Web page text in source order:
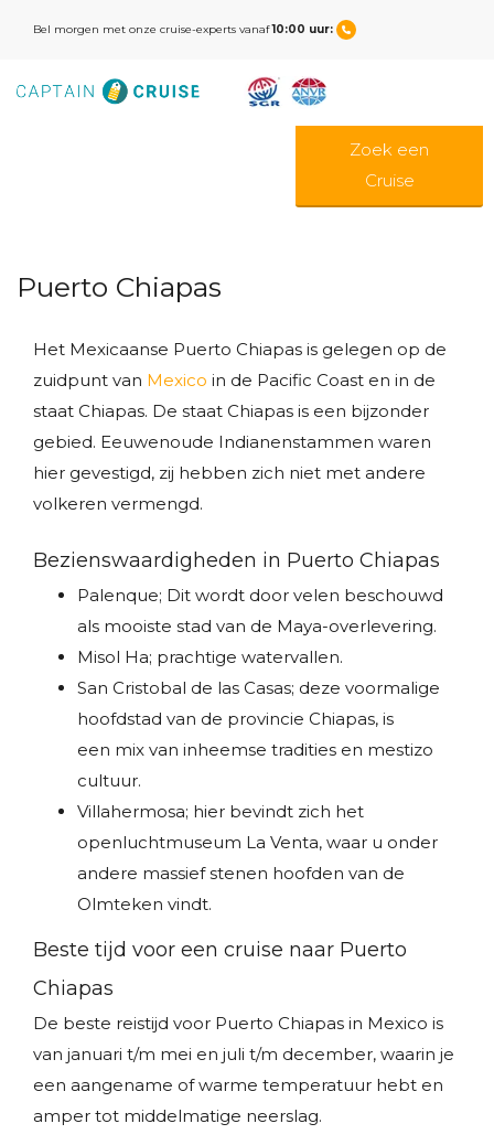
Bel morgen met onze cruise-experts vanaf10:00 uur:
Zoek een
Cruise
Puerto Chiapas
Het Mexicaanse Puerto Chiapas is gelegen op de
zuidpunt van Mexico in de Pacific Coast en in de
staat Chiapas. De staat Chiapas is een bijzonder
gebied. Eeuwenoude Indianenstammen waren
hier gevestigd, zij hebben zich niet met andere
volkeren vermengd.
Bezienswaardigheden in Puerto Chiapas
Palenque; Dit wordt door velen beschouwd
als mooiste stad van de Maya-overlevering.
Misol Ha; prachtige watervallen.
San Cristobal de las Casas; deze voormalige
hoofdstad van de provincie Chiapas, is
een mix van inheemse tradities en mestizo
cultuur.
Villahermosa; hier bevindt zich het
openluchtmuseum La Venta, waar u onder
andere massief stenen hoofden van de
Olmteken vindt.
Beste tijd voor een cruise naar Puerto
Chiapas
De beste reistijd voor Puerto Chiapas in Mexico is
van januari t/m mei en juli t/m december, waarin je
een aangename of warme temperatuur hebt en
amper tot middelmatige neerslag.